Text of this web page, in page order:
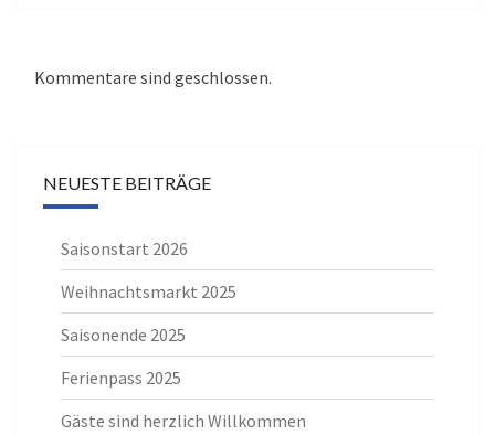
Kommentare sind geschlossen.
NEUESTE BEITRÄGE
Saisonstart 2026
Weihnachtsmarkt 2025
Saisonende 2025
Ferienpass 2025
Gäste sind herzlich Willkommen